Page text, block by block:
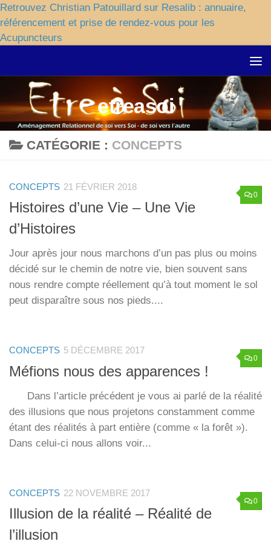
Retrouvez Christian Patouillard sur Resalib : annuaire,
référencement et prise de rendez-vous pour les
Acupuncteurs
etreasoi
CATÉGORIE : CONCEPTS
0
CONCEPTS 21 FÉVRIER 2018
Histoires d’une Vie – Une Vie
d’Histoires
Jour après jour nous marchons d’un pas plus ou moins
décidé sur le chemin de notre vie, bien souvent sans
nous rendre compte réellement qu’à tout moment le sol
peut disparaître sous nos pieds....
0
CONCEPTS 5 DÉCEMBRE 2017
Méfions nous des apparences !
Dans l’article précédent je vous ai parlé de la réalité
des illusions que nous projetons constamment comme
étant des réalités à part entière (comme « la forêt »).
Dans celui-ci nous allons voir...
0
CONCEPTS 22 NOVEMBRE 2017
Illusion de la réalité – Réalité de
l’illusion